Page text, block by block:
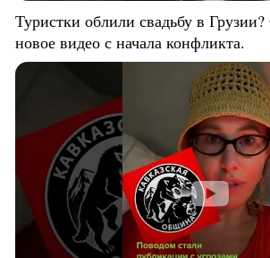
Туристки облили свадьбу в
новое видео с начала конфликта.